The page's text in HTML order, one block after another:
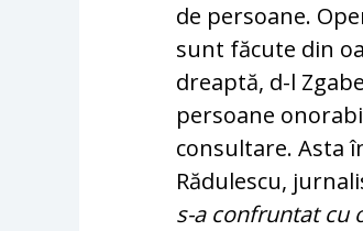
de persoane.
sunt făcute din
dreaptă, d-l
persoane
consultare. Asta
Ră­dulescu,
s-a confruntat cu